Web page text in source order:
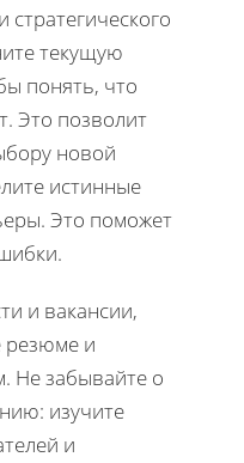
текущую
понять, что
Это позволит
новой
истинные
Это поможет
и вакансии,
резюме и
Не забывайте о
изучите
и